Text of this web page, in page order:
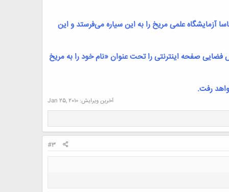
و در این مأموریت ناسا آزمایشگاه علمی مریخ را به این سیاره می‌فرستد و این
فضایی صفحه اینترنتی را تحت عنوان «نام خود را به مریخ
آخرین ویرایش: Jan 25, 2010
#3